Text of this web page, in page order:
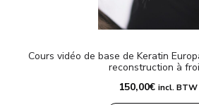
Cours vidéo de base de Keratin
reconstruction à
150,00€ incl. BTW